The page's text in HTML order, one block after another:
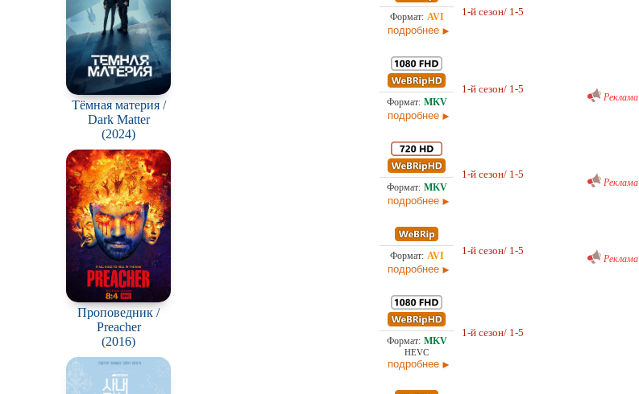
Тёмная материя /
Dark Matter
(2024)
Проповедник /
Preacher
(2016)
подробнее
1-й сезон/ 1-5
подробнее
1-й сезон/ 1-5
Реклама
подробнее
1-й сезон/ 1-5
Реклама
подробнее
1-й сезон/ 1-5
Реклама
HEVC
подробнее
1-й сезон/ 1-5